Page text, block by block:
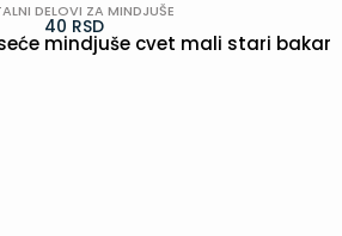
DELOVI ZA MINDJUŠE
40 RSD
mindjuše cvet mali stari bakar